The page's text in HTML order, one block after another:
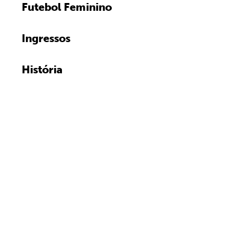
Futebol Feminino
Ingressos
História